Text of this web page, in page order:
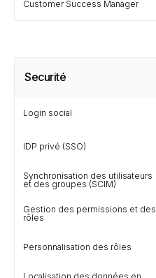
Customer Success Manager
Securité
Login social
IDP privé (SSO)
Synchronisation des utilisateurs
et des groupes (SCIM)
Gestion des permissions et des
rôles
Personnalisation des rôles